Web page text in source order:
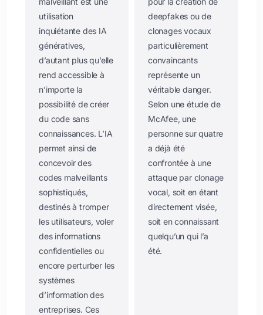
utilisation
inquiétante des IA
génératives,
d’autant plus qu’elle
rend accessible à
n’importe la
possibilité de créer
du code sans
connaissances. L’IA
permet ainsi de
concevoir des
codes malveillants
sophistiqués,
destinés à tromper
les utilisateurs, voler
des informations
confidentielles ou
encore perturber les
systèmes
d’information des
entreprises. Ces
deepfakes ou de
clonages vocaux
particulièrement
convaincants
représente un
véritable danger.
Selon une étude de
McAfee, une
personne sur quatre
a déjà été
confrontée à une
attaque par clonage
vocal, soit en étant
directement visée,
soit en connaissant
quelqu’un qui l’a
été.